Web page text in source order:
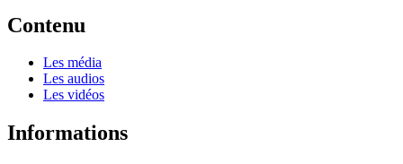
Contenu
Les média
Les audios
Les vidéos
Informations